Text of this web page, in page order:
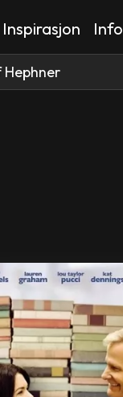
Inspirasjon Info